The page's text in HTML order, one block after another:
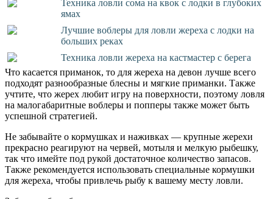
Техника ловли сома на квок с лодки в глубоких
ямах
Лучшие воблеры для ловли жереха с лодки на
больших реках
Техника ловли жереха на кастмастер с берега
Что касается приманок, то для жереха на девон лучше всего
подходят разнообразные блесны и мягкие приманки. Также
учтите, что жерех любит игру на поверхности, поэтому ловля
на малогабаритные воблеры и попперы также может быть
успешной стратегией.
Не забывайте о кормушках и наживках — крупные жерехи
прекрасно реагируют на червей, мотыля и мелкую рыбешку,
так что имейте под рукой достаточное количество запасов.
Также рекомендуется использовать специальные кормушки
для жереха, чтобы привлечь рыбу к вашему месту ловли.